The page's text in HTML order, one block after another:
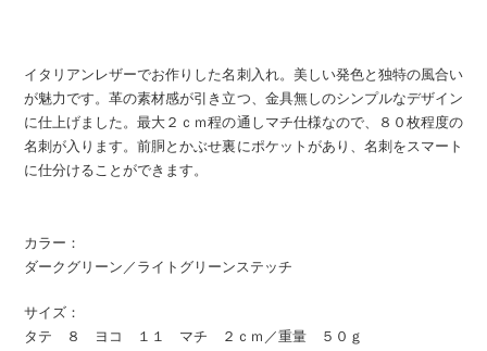
イタリアンレザーでお作りした名刺入れ。美しい発色と独特の風合い
が魅力です。革の素材感が引き立つ、金具無しのシンプルなデザイン
に仕上げました。最大２ｃｍ程の通しマチ仕様なので、８０枚程度の
名刺が入ります。前胴とかぶせ裏にポケットがあり、名刺をスマート
に仕分けることができます。
カラー：
ダークグリーン／ライトグリーンステッチ
サイズ：
タテ ８ ヨコ １１ マチ ２ｃｍ／重量 ５０ｇ